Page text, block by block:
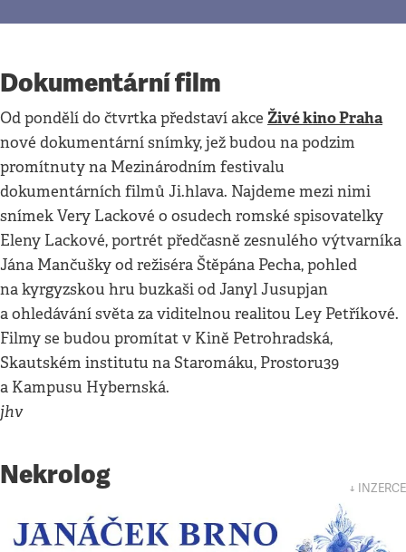
Dokumentární film
Od pondělí do čtvrtka představí akce Živé kino Praha
nové dokumentární snímky, jež budou na podzim
promítnuty na Mezinárodním festivalu
dokumentárních filmů Ji.hlava. Najdeme mezi nimi
snímek Very Lackové o osudech romské spisovatelky
Eleny Lackové, portrét předčasně zesnulého výtvarníka
Jána Mančušky od režiséra Štěpána Pecha, pohled
na kyrgyzskou hru buzkaši od Janyl Jusupjan
a ohledávání světa za viditelnou realitou Ley Petříkové.
Filmy se budou promítat v Kině Petrohradská,
Skautském institutu na Staromáku, Prostoru39
a Kampusu Hybernská.
jhv
Nekrolog ↓ INZERCE